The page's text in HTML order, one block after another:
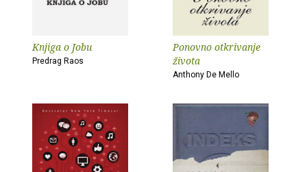
Knjiga o Jobu
Predrag Raos
Ponovno otkrivanje
života
Anthony De Mello